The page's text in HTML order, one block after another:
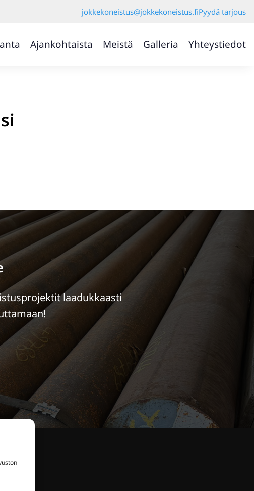
jokkekoneistus@jokkekoneistus.fiPyydä tarjous
Ajankohtaista Meistä Galleria Yhteystiedot
laadukkaasti